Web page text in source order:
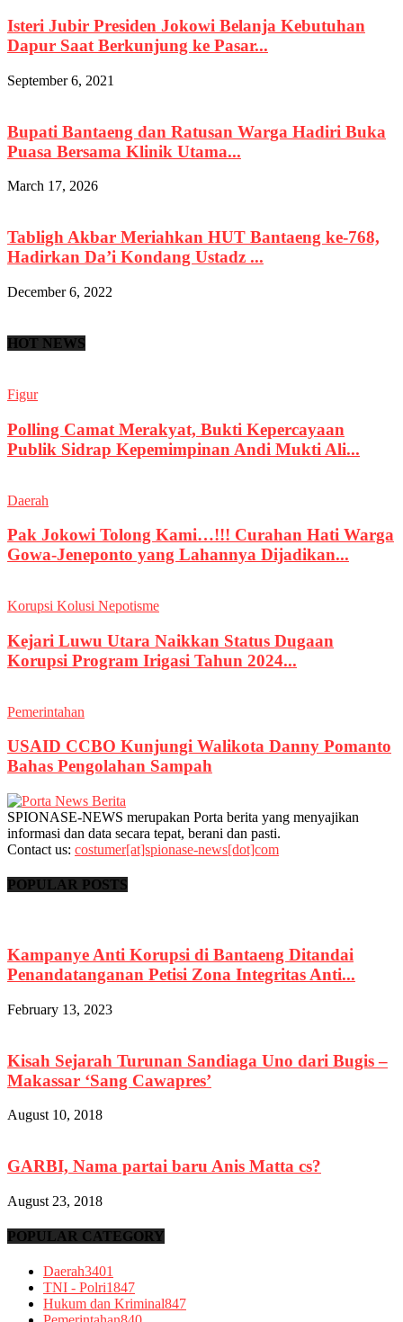
Isteri Jubir Presiden Jokowi Belanja Kebutuhan
Dapur Saat Berkunjung ke Pasar...
September 6, 2021
Bupati Bantaeng dan Ratusan Warga Hadiri Buka
Puasa Bersama Klinik Utama...
March 17, 2026
Tabligh Akbar Meriahkan HUT Bantaeng ke-768,
Hadirkan Da’i Kondang Ustadz ...
December 6, 2022
HOT NEWS
Figur
Polling Camat Merakyat, Bukti Kepercayaan
Publik Sidrap Kepemimpinan Andi Mukti Ali...
Daerah
Pak Jokowi Tolong Kami…!!! Curahan Hati Warga
Gowa-Jeneponto yang Lahannya Dijadikan...
Korupsi Kolusi Nepotisme
Kejari Luwu Utara Naikkan Status Dugaan
Korupsi Program Irigasi Tahun 2024...
Pemerintahan
USAID CCBO Kunjungi Walikota Danny Pomanto
Bahas Pengolahan Sampah
SPIONASE-NEWS merupakan Porta berita yang menyajikan
informasi dan data secara tepat, berani dan pasti.
Contact us: costumer[at]spionase-news[dot]com
POPULAR POSTS
Kampanye Anti Korupsi di Bantaeng Ditandai
Penandatanganan Petisi Zona Integritas Anti...
February 13, 2023
Kisah Sejarah Turunan Sandiaga Uno dari Bugis –
Makassar ‘Sang Cawapres’
August 10, 2018
GARBI, Nama partai baru Anis Matta cs?
August 23, 2018
POPULAR CATEGORY
Daerah3401
TNI - Polri1847
Hukum dan Kriminal847